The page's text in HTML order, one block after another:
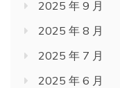
2025 年 9 月
2025 年 8 月
2025 年 7 月
2025 年 6 月